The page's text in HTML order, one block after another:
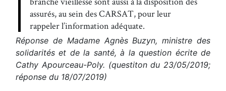
assurés, au sein des CARSAT, pour leur
rappeler l’information adéquate.
Réponse de Madame Agnès Buzyn, ministre des
solidarités et de la santé, à la question écrite de
Cathy Apourceau-Poly. (questiton du 23/05/2019;
réponse du 18/07/2019)